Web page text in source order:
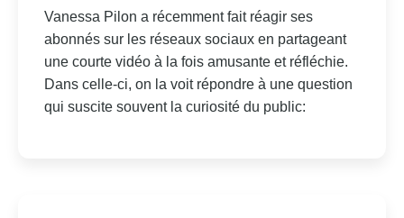
Vanessa Pilon a récemment fait réagir ses
abonnés sur les réseaux sociaux en partageant
une courte vidéo à la fois amusante et réfléchie.
Dans celle-ci, on la voit répondre à une question
qui suscite souvent la curiosité du public: